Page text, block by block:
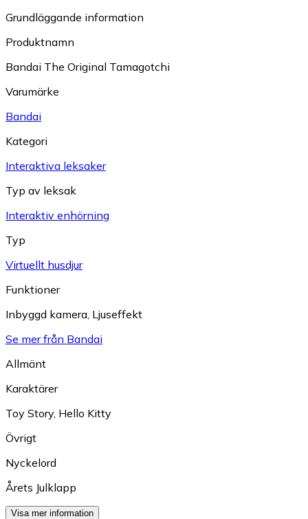
Grundläggande information
Produktnamn
Bandai The Original Tamagotchi
Varumärke
Bandai
Kategori
Interaktiva leksaker
Typ av leksak
Interaktiv enhörning
Typ
Virtuellt husdjur
Funktioner
Inbyggd kamera Ljuseffekt
Se mer från Bandai
Allmänt
Karaktärer
Toy Story, Hello Kitty
Övrigt
Nyckelord
Årets Julklapp
Visa mer information